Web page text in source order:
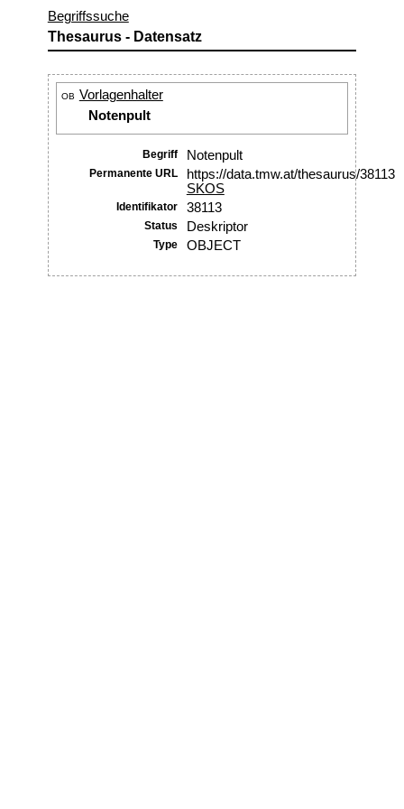
Begriffssuche
Thesaurus - Datensatz
OB Vorlagenhalter
Notenpult
Begriff Notenpult
Permanente URL
https://data.tmw.at/thesaurus/38113
SKOS
Identifikator 38113
Status Deskriptor
Type OBJECT